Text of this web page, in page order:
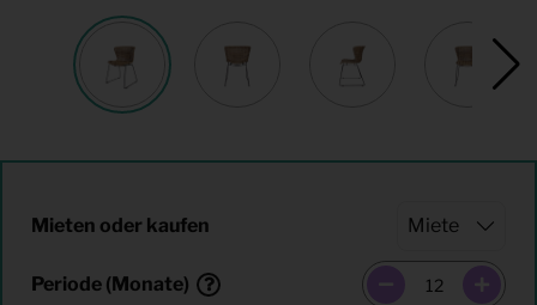
Mieten oder kaufen
Periode (Monate)